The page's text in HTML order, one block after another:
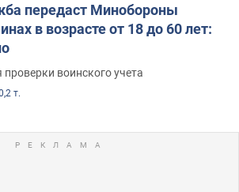
передаст Минобороны
в возрасте от 18 до 60 лет:
воинского учета
т.